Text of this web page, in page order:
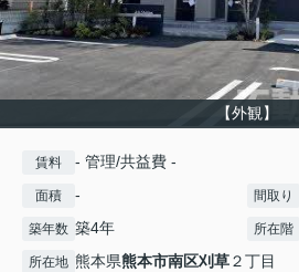
【外観】
賃料 - 管理/共益費 -
面積 - 間取り
築年数 築4年 所在階
所在地 熊本県熊本市南区刈草２丁目